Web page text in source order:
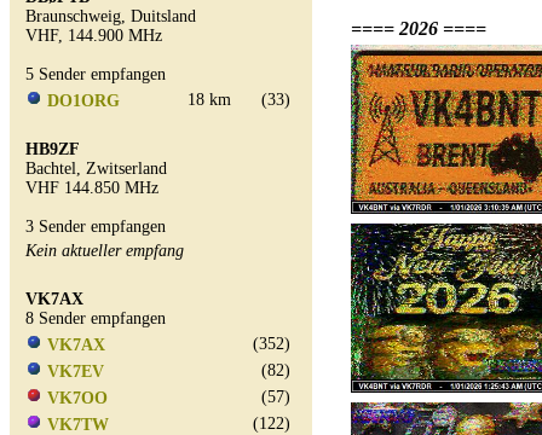
Braunschweig, Duitsland
VHF, 144.900 MHz
5 Sender empfangen
DO1ORG
18 km (33)
HB9ZF
Bachtel, Zwitserland
VHF 144.850 MHz
3 Sender empfangen
Kein aktueller empfang
VK7AX
8 Sender empfangen
VK7AX
(352)
VK7EV
(82)
VK7OO
(57)
VK7TW
(122)
==== 2026 ====